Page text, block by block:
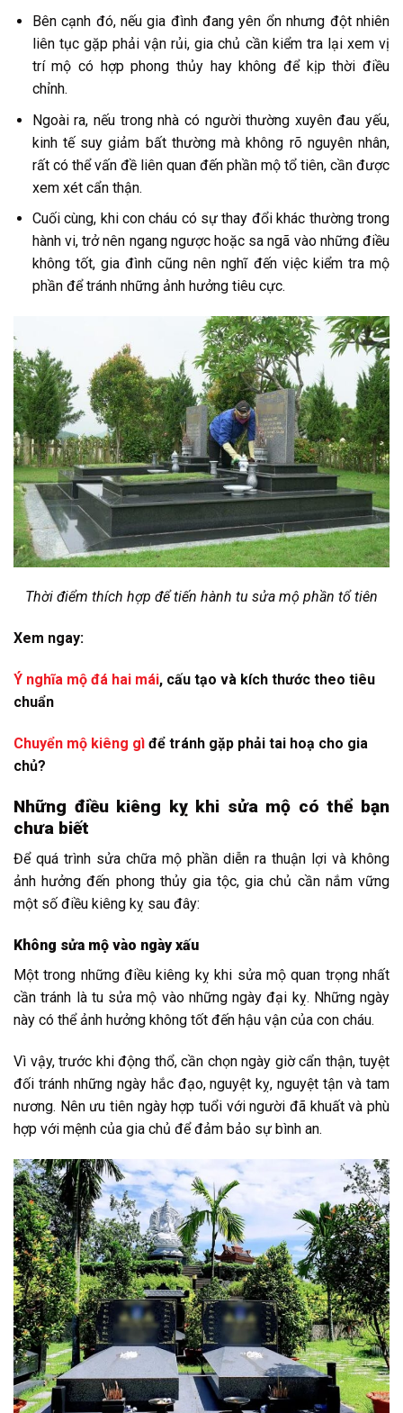
Bên cạnh đó, nếu gia đình đang yên ổn nhưng đột nhiên
liên tục gặp phải vận rủi, gia chủ cần kiểm tra lại xem vị
trí mộ có hợp phong thủy hay không để kịp thời điều
chỉnh.
Ngoài ra, nếu trong nhà có người thường xuyên đau yếu,
kinh tế suy giảm bất thường mà không rõ nguyên nhân,
rất có thể vấn đề liên quan đến phần mộ tổ tiên, cần được
xem xét cẩn thận.
Cuối cùng, khi con cháu có sự thay đổi khác thường trong
hành vi, trở nên ngang ngược hoặc sa ngã vào những điều
không tốt, gia đình cũng nên nghĩ đến việc kiểm tra mộ
phần để tránh những ảnh hưởng tiêu cực.
Thời điểm thích hợp để tiến hành tu sửa mộ phần tổ tiên
Xem ngay:
Ý nghĩa mộ đá hai mái, cấu tạo và kích thước theo tiêu
chuẩn
Chuyển mộ kiêng gì để tránh gặp phải tai hoạ cho gia
chủ?
Những điều kiêng kỵ khi sửa mộ có thể bạn
chưa biết
Để quá trình sửa chữa mộ phần diễn ra thuận lợi và không
ảnh hưởng đến phong thủy gia tộc, gia chủ cần nắm vững
một số điều kiêng kỵ sau đây:
Không sửa mộ vào ngày xấu
Một trong những điều kiêng kỵ khi sửa mộ quan trọng nhất
cần tránh là tu sửa mộ vào những ngày đại kỵ. Những ngày
này có thể ảnh hưởng không tốt đến hậu vận của con cháu.
Vì vậy, trước khi động thổ, cần chọn ngày giờ cẩn thận, tuyệt
đối tránh những ngày hắc đạo, nguyệt kỵ, nguyệt tận và tam
nương. Nên ưu tiên ngày hợp tuổi với người đã khuất và phù
hợp với mệnh của gia chủ để đảm bảo sự bình an.